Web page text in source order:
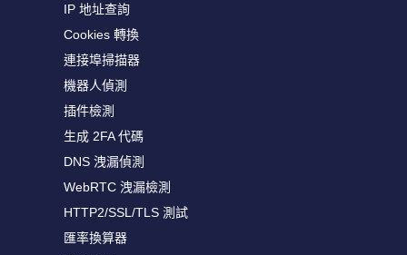
IP 地址查詢
Cookies 轉換
連接埠掃描器
機器人偵測
插件檢測
生成 2FA 代碼
DNS 洩漏偵測
WebRTC 洩漏檢測
HTTP2/SSL/TLS 測試
匯率換算器